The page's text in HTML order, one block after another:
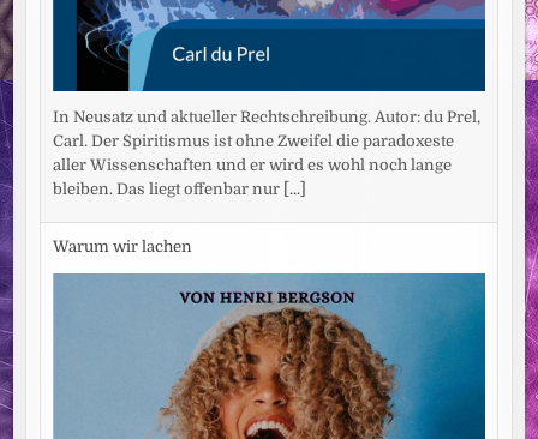
In Neusatz und aktueller Rechtschreibung. Autor: du Prel,
Carl. Der Spiritismus ist ohne Zweifel die paradoxeste
aller Wissenschaften und er wird es wohl noch lange
bleiben. Das liegt offenbar nur [...]
Warum wir lachen